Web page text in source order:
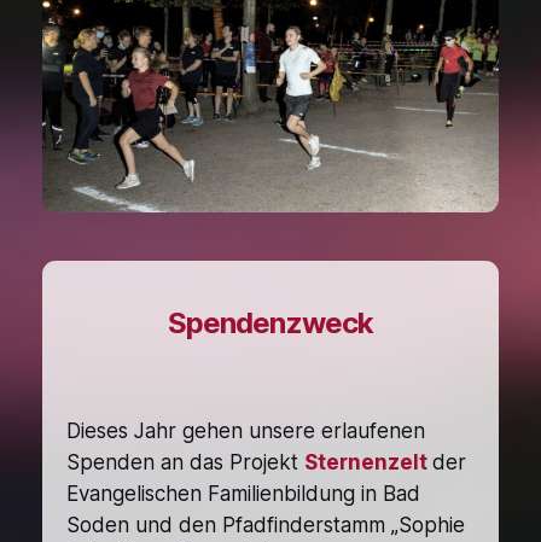
Spendenzweck
Dieses Jahr gehen unsere erlaufenen
Spenden an das Projekt Sternenzelt der
Evangelischen Familienbildung in Bad
Soden und den Pfadfinderstamm „Sophie